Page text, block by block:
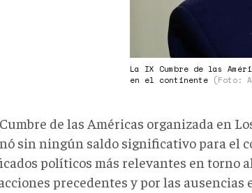
La IX Cumbre de las
en el continente (Foto:
de las Américas organizada en
sin ningún saldo significativo para el
políticos más relevantes en torno
precedentes y por las ausencias